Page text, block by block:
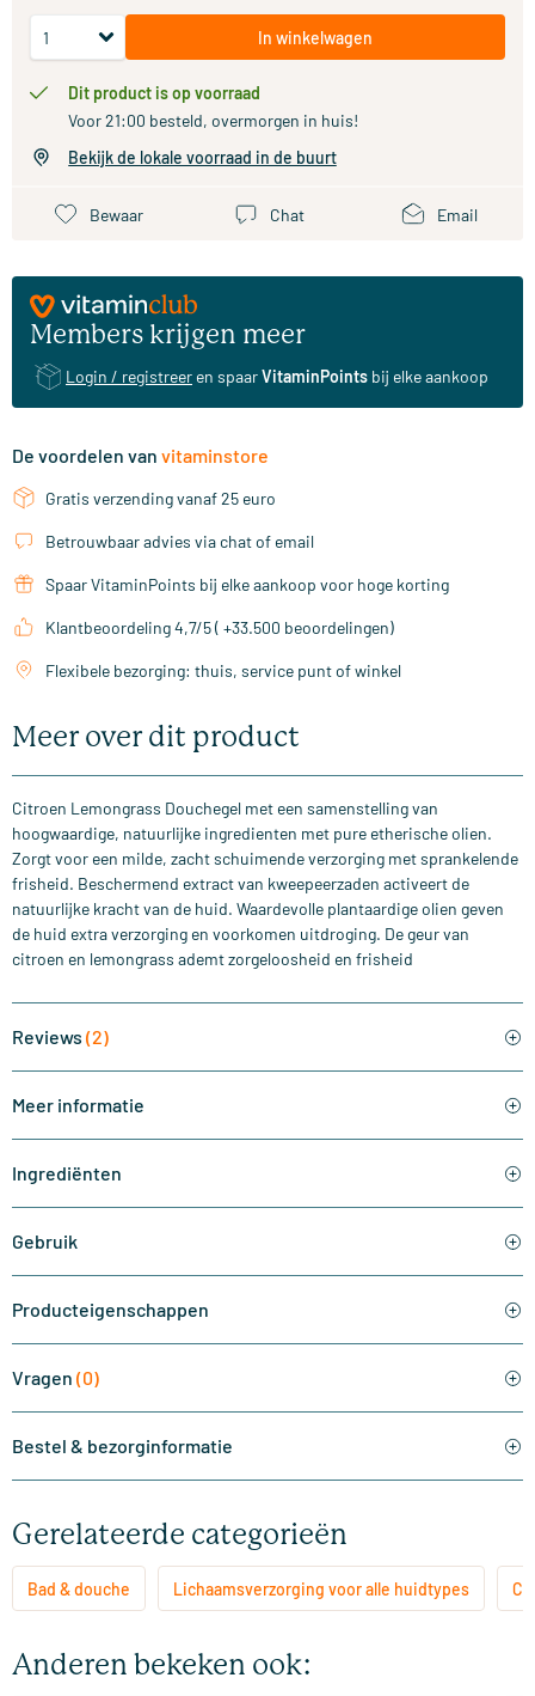
In winkelwagen
Dit product is op voorraad
Voor 21:00 besteld, overmorgen in huis!
Bekijk de lokale voorraad in de buurt
Bewaar Chat Email
Members krijgen meer
Login / registreer en spaarVitaminPoints bij elke aankoop
De voordelen van vitaminstore
Gratis verzending vanaf 25 euro
Betrouwbaar advies via chat of email
Spaar VitaminPoints bij elke aankoop voor hoge korting
Klantbeoordeling 4,7/5 ( +33.500 beoordelingen)
Flexibele bezorging: thuis, service punt of winkel
Meer over dit product
Citroen Lemongrass Douchegel met een samenstelling van
hoogwaardige, natuurlijke ingredienten met pure etherische olien.
Zorgt voor een milde, zacht schuimende verzorging met sprankelende
frisheid. Beschermend extract van kweepeerzaden activeert de
natuurlijke kracht van de huid. Waardevolle plantaardige olien geven
de huid extra verzorging en voorkomen uitdroging. De geur van
citroen en lemongrass ademt zorgeloosheid en frisheid
Reviews (2)
Meer informatie
Ingrediënten
Gebruik
Producteigenschappen
Vragen (0)
Bestel & bezorginformatie
Gerelateerde categorieën
Bad & douche Lichaamsverzorging voor alle huidtypes
Anderen bekeken ook: